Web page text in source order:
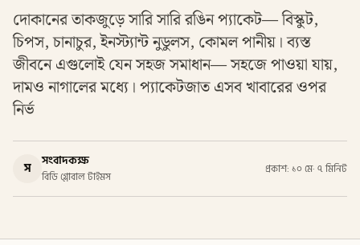
দোকানের তাকজুড়ে সারি সারি রঙিন প্যাকেট— বিস্কুট,
চিপস, চানাচুর, ইনস্ট্যান্ট নুডুলস, কোমল পানীয়। ব্যস্ত
জীবনে এগুলোই যেন সহজ সমাধান— সহজে পাওয়া যায়,
দামও নাগালের মধ্যে। প্যাকেটজাত এসব খাবারের ওপর
নির্ভ
স সংবাদকক্ষ
বিডি গ্লোবাল টাইমস
প্রকাশ: ১০ মে· ৭ মিনিট